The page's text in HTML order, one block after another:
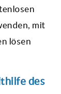
mit
lösen
des